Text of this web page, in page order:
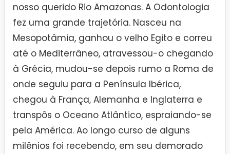
nosso querido Rio Amazonas. A Odontologia
fez uma grande trajetória. Nasceu na
Mesopotâmia, ganhou o velho Egito e correu
até o Mediterrâneo, atravessou-o chegando
à Grécia, mudou-se depois rumo a Roma de
onde seguiu para a Península Ibérica,
chegou à França, Alemanha e Inglaterra e
transpôs o Oceano Atlântico, espraiando-se
pela América. Ao longo curso de alguns
milênios foi recebendo, em seu demorado